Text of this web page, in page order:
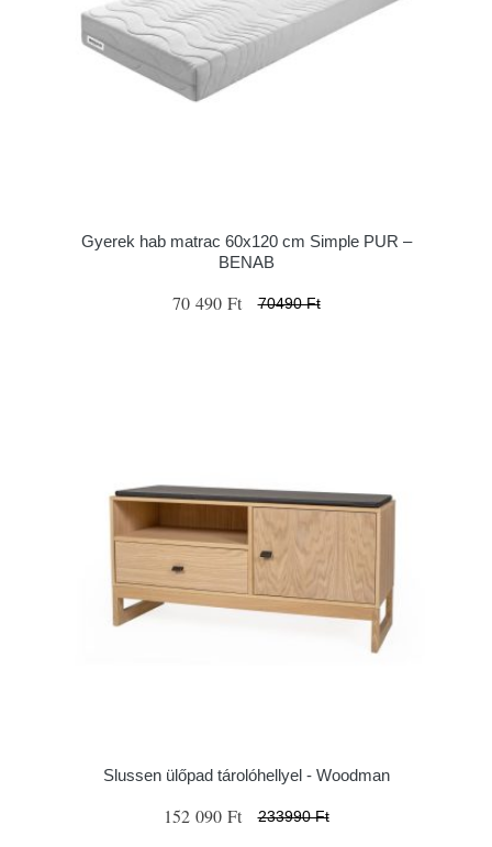
Gyerek hab matrac 60x120 cm Simple PUR –
BENAB
70 490 Ft 70490 Ft
Slussen ülőpad tárolóhellyel - Woodman
152 090 Ft 233990 Ft